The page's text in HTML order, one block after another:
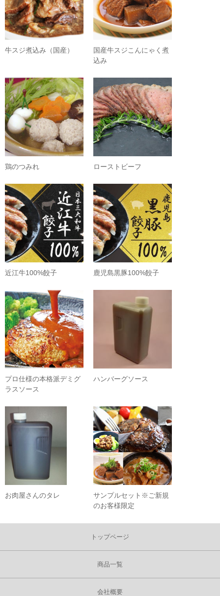
牛スジ煮込み（国産）
国産牛スジこんにゃく煮
込み
鶏のつみれ ローストビーフ
近江牛100%餃子 鹿児島黒豚100%餃子
プロ仕様の本格派デミグ
ラスソース
ハンバーグソース
お肉屋さんのタレ
サンプルセット※ご新規
のお客様限定
トップページ
商品一覧
会社概要